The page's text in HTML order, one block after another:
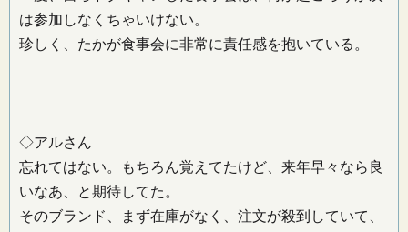
は参加しなくちゃいけない。
珍しく、たかが食事会に非常に責任感を抱いている。
◇アルさん
忘れてはない。もちろん覚えてたけど、来年早々なら良
いなあ、と期待してた。
そのブランド、まず在庫がなく、注文が殺到していて、